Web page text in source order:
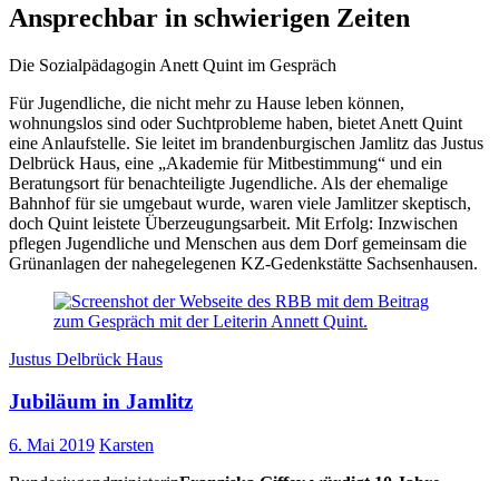
Ansprechbar in schwierigen Zeiten
Die Sozialpädagogin Anett Quint im Gespräch
Für Jugendliche, die nicht mehr zu Hause leben können,
wohnungslos sind oder Suchtprobleme haben, bietet Anett Quint
eine Anlaufstelle. Sie leitet im brandenburgischen Jamlitz das Justus
Delbrück Haus, eine „Akademie für Mitbestimmung“ und ein
Beratungsort für benachteiligte Jugendliche. Als der ehemalige
Bahnhof für sie umgebaut wurde, waren viele Jamlitzer skeptisch,
doch Quint leistete Überzeugungsarbeit. Mit Erfolg: Inzwischen
pflegen Jugendliche und Menschen aus dem Dorf gemeinsam die
Grünanlagen der nahegelegenen KZ-Gedenkstätte Sachsenhausen.
Justus Delbrück Haus
Jubiläum in Jamlitz
6. Mai 2019 Karsten